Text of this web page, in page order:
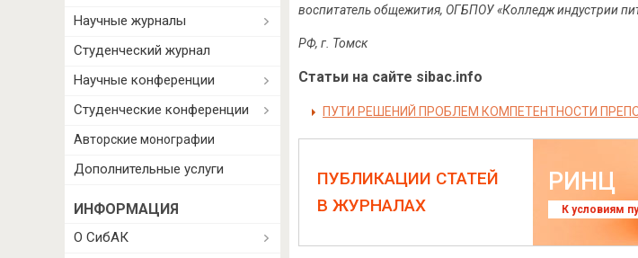
воспитатель общежития, ОГБПОУ «Колледж индустрии
РФ, г. Томск
Статьи на сайте sibac.info
ПУТИ РЕШЕНИЙ ПРОБЛЕМ КОМПЕТЕНТНОСТИ
ПУБЛИКАЦИИ СТАТЕЙ
В ЖУРНАЛАХ
РИНЦ
К условиям
Научные журналы
Студенческий журнал
Научные конференции
Студенческие конференции
Авторские монографии
Дополнительные услуги
ИНФОРМАЦИЯ
О СибАК